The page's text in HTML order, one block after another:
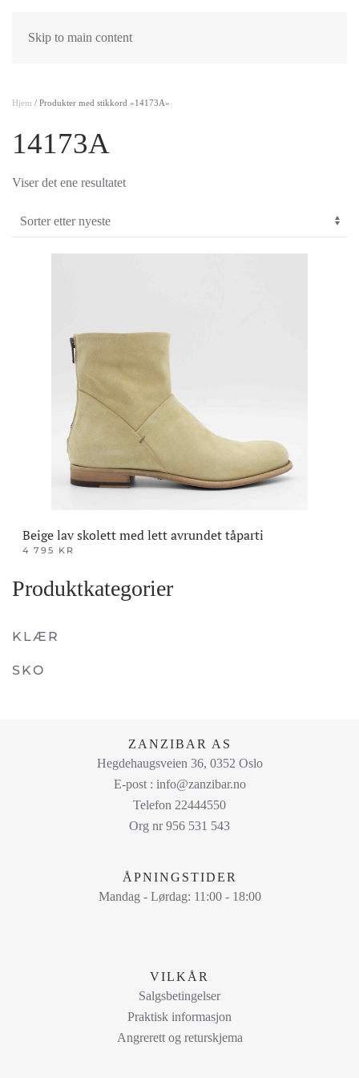
Skip to main content
Hjem / Produkter med stikkord «14173A»
14173A
Viser det ene resultatet
Beige lav skolett med lett avrundet tåparti
4 795 KR
produktet
flere
Alternativene
Produktkategorier
KLÆR
SKO
ZANZIBAR AS
Hegdehaugsveien 36, 0352 Oslo
E-post : info@zanzibar.no
Telefon 22444550
Org nr 956 531 543
ÅPNINGSTIDER
Mandag - Lørdag: 11:00 - 18:00
VILKÅR
Salgsbetingelser
Praktisk informasjon
Angrerett og returskjema